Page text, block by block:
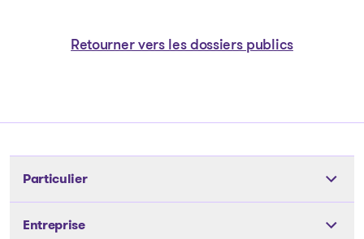
Retourner vers les dossiers publics
Particulier
Outils
Entreprise